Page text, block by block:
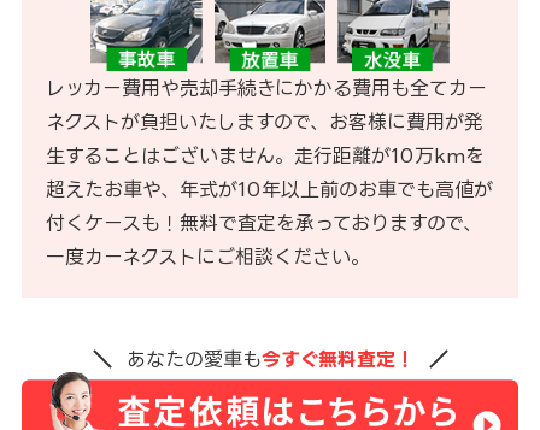
レッカー費用や売却手続きにかかる費用も全てカー
ネクストが負担いたしますので、お客様に費用が発
生することはございません。走行距離が10万kmを
超えたお車や、年式が10年以上前のお車でも高値が
付くケースも！無料で査定を承っておりますので、
一度カーネクストにご相談ください。
あなたの愛車も今すぐ無料査定！